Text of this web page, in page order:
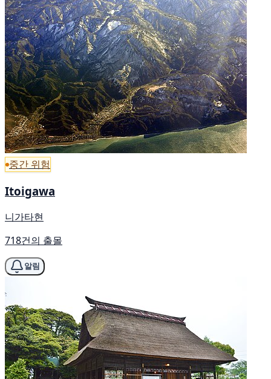
중간 위험
Itoigawa
니가타현
718건의 출몰
알림